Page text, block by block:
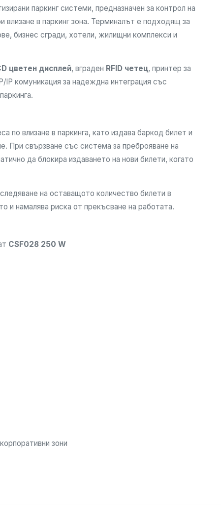
паркинг системи, предназначен за контрол на
влизане в паркинг зона. Терминалът е подходящ за
бизнес сгради, хотели, жилищни комплекси и
цветен дисплей, вграден RFID четец, принтер за
IP комуникация за надеждна интеграция със
по влизане в паркинга, като издава баркод билет и
При свързване със система за преброяване на
да блокира издаването на нови билети, когато
на оставащото количество билети в
и намалява риска от прекъсване на работата.
CSF028 250 W
зони